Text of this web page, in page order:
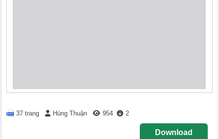
37 trang Hùng Thuận 954 2
Download